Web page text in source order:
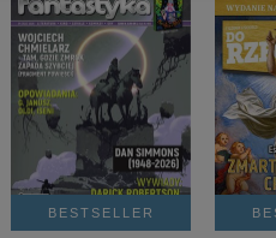
BESTSELLER